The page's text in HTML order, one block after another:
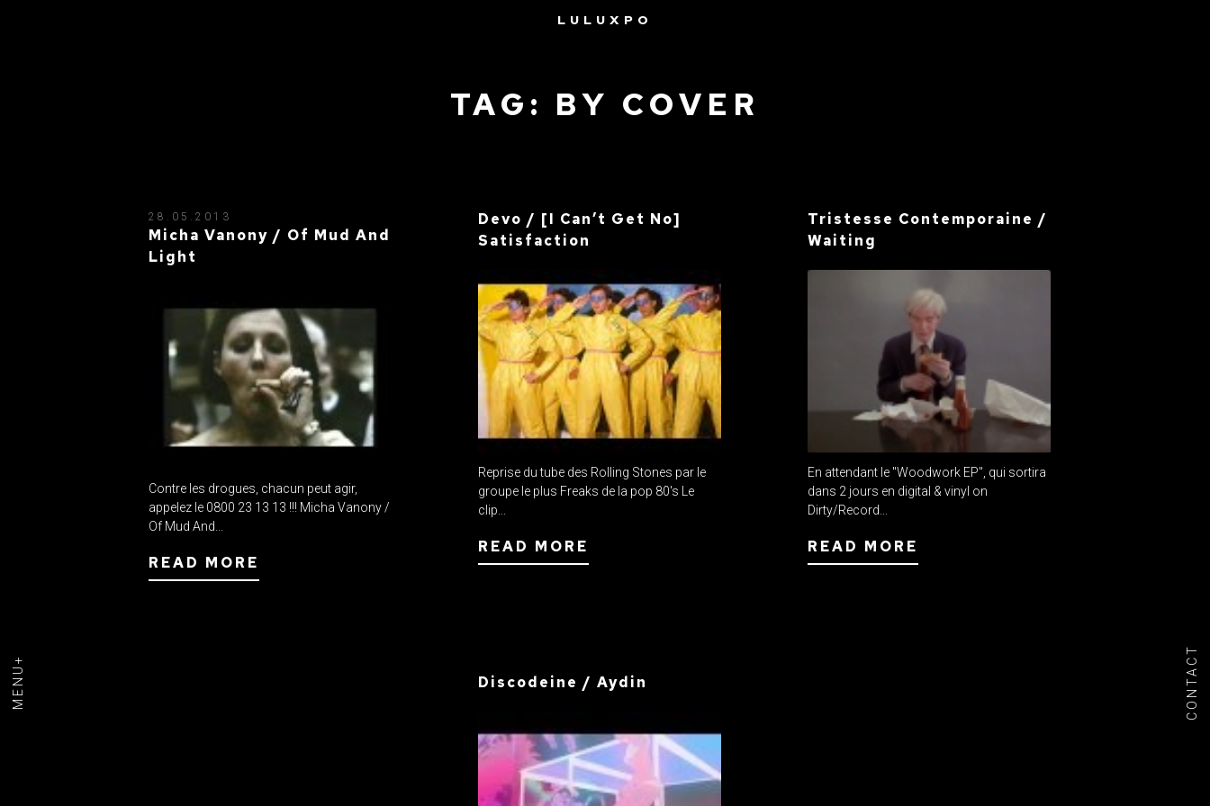
LULUXPO
MENU+ CONTACT
TAG: BY COVER
28.05.2013
Micha Vanony / Of Mud And
Light
Contre les drogues, chacun peut agir,
appelez le 0800 23 13 13 !!! Micha Vanony /
Of Mud And...
READ MORE
Devo / [I Can’t Get No]
Satisfaction
Reprise du tube des Rolling Stones par le
groupe le plus Freaks de la pop 80's Le
clip...
READ MORE
Tristesse Contemporaine /
Waiting
En attendant le "Woodwork EP", qui sortira
dans 2 jours en digital & vinyl on
Dirty/Record...
READ MORE
Discodeine / Aydin